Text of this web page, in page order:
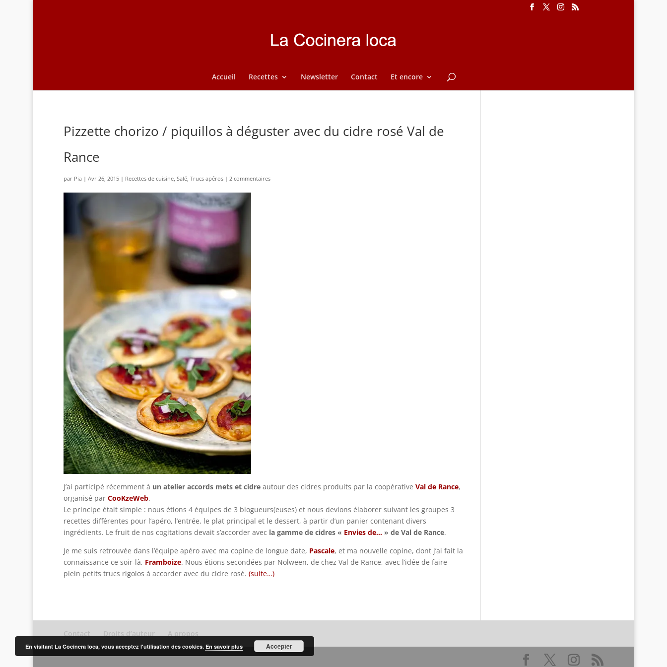
Accueil Recettes Newsletter Contact Et encore
Pizzette chorizo / piquillos à déguster avec du cidre rosé Val de
Rance
par Pia| Avr 26, 2015| Recettes de cuisine, Salé, Trucs apéros| 2 commentaires
J’ai participé récemment à un atelier accords mets et cidreautour des cidres produits par la coopérative Val de Rance,
organisé par CooKzeWeb.
Le principe était simple : nous étions 4 équipes de 3 blogueurs(euses) et nous devions élaborer suivant les groupes 3
recettes différentes pour l’apéro, l’entrée, le plat principal et le dessert, à partir d’un panier contenant divers
ingrédients. Le fruit de nos cogitations devait s’accorder avec la gamme de cidres « Envies de…» de Val de Rance.
Je me suis retrouvée dans l’équipe apéro avec ma copine de longue date, Pascale, et ma nouvelle copine, dont j’ai fait la
connaissance ce soir-là, Framboize. Nous étions secondées par Nolween, de chez Val de Rance, avec l’idée de faire
plein petits trucs rigolos à accorder avec du cidre rosé. (suite…)
Contact Droits d’auteur A propos
En visitant La Cocinera loca, vous acceptez l'utilisation des cookies. En savoir plus Accepter